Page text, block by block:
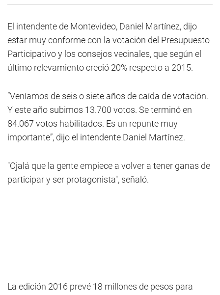
El intendente de Montevideo, Daniel Martínez, dijo
estar muy conforme con la votación del Presupuesto
Participativo y los consejos vecinales, que según el
último relevamiento creció 20% respecto a 2015.
“Veníamos de seis o siete años de caída de votación.
Y este año subimos 13.700 votos. Se terminó en
84.067 votos habilitados. Es un repunte muy
importante”, dijo el intendente Daniel Martínez.
"Ojalá que la gente empiece a volver a tener ganas de
participar y ser protagonista", señaló.
La edición 2016 prevé 18 millones de pesos para